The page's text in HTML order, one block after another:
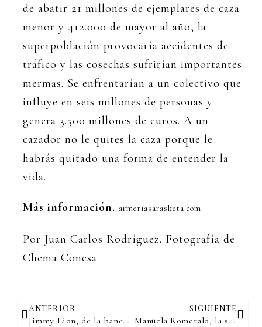
de abatir 21 millones de ejemplares de caza
menor y 412.000 de mayor al año, la
superpoblación provocaría accidentes de
tráfico y las cosechas sufrirían importantes
mermas. Se enfrentarían a un colectivo que
influye en seis millones de personas y
genera 3.500 millones de euros. A un
cazador no le quites la caza porque le
habrás quitado una forma de entender la
vida.
Más información. armeriasarasketa.com
Por Juan Carlos Rodríguez. Fotografía de
Chema Conesa
Ant
ANTERIOR
Jimmy Lion, de la banca a los calcetines
SIGUIENTE
Manuela Romeralo, la sumiller total